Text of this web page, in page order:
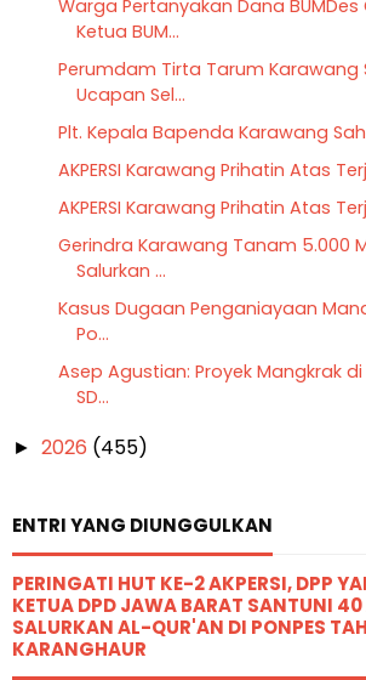
Warga Pertanyakan Dana
Ketua BUM...
Perumdam Tirta Tarum Karawang
Ucapan Sel...
Plt. Kepala Bapenda Karawang
AKPERSI Karawang Prihatin Atas
AKPERSI Karawang Prihatin Atas
Gerindra Karawang Tanam 5.000
Salurkan ...
Kasus Dugaan Penganiayaan
Po...
Asep Agustian: Proyek Mangkrak
SD...
► 2026 (455)
ENTRI YANG DIUNGGULKAN
PERINGATI HUT KE-2 AKPERSI, DPP
KETUA DPD JAWA BARAT SANTUNI
SALURKAN AL-QUR'AN DI PONPES
KARANGHAUR